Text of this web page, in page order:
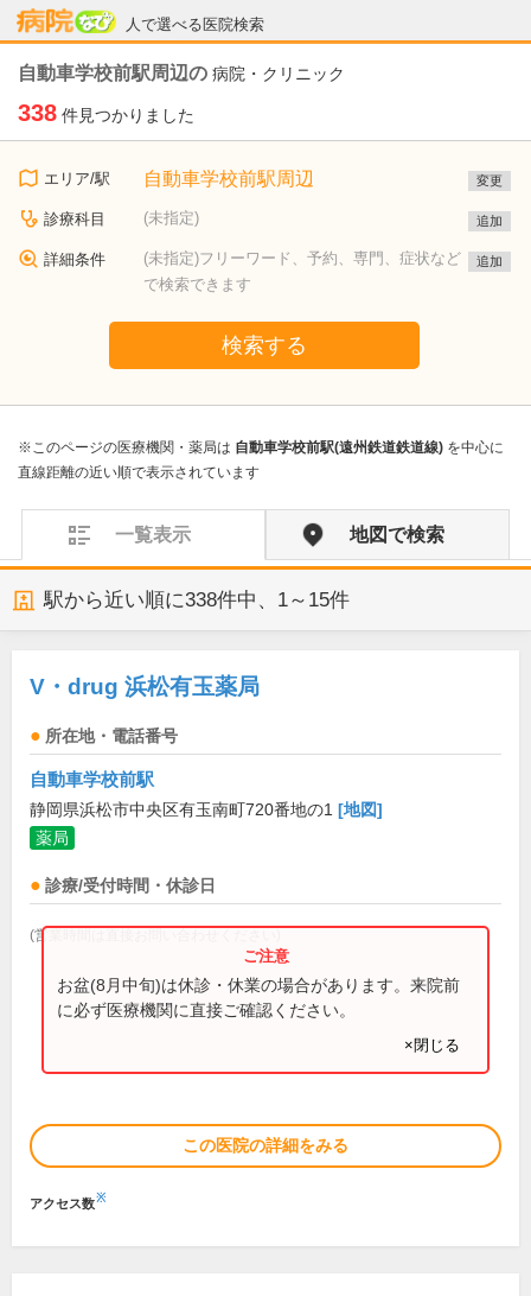
人で選べる医院検索
病院なび
自動車学校前駅周辺の 病院・クリニック
338 件見つかりました
エリア/駅 自動車学校前駅周辺 変更
診療科目 (未指定) 追加
詳細条件
(未指定)フリーワード、予約、専門、症状など
で検索できます
追加
検索する
※このページの医療機関・薬局は 自動車学校前駅(遠州鉄道鉄道線) を中心に
直線距離の近い順で表示されています
一覧表示 地図で検索
駅から近い順に338件中、 1～15件
V・drug 浜松有玉薬局
所在地・電話番号
自動車学校前駅
静岡県浜松市中央区有玉南町720番地の1 [地図]
薬局
診療/受付時間・休診日
(営業時間は直接お問い合わせください)
お盆(8月中旬)は休診・休業の場合があります。来院前
に必ず医療機関に直接ご確認ください。
×閉じる
この医院の詳細をみる
アクセス数※